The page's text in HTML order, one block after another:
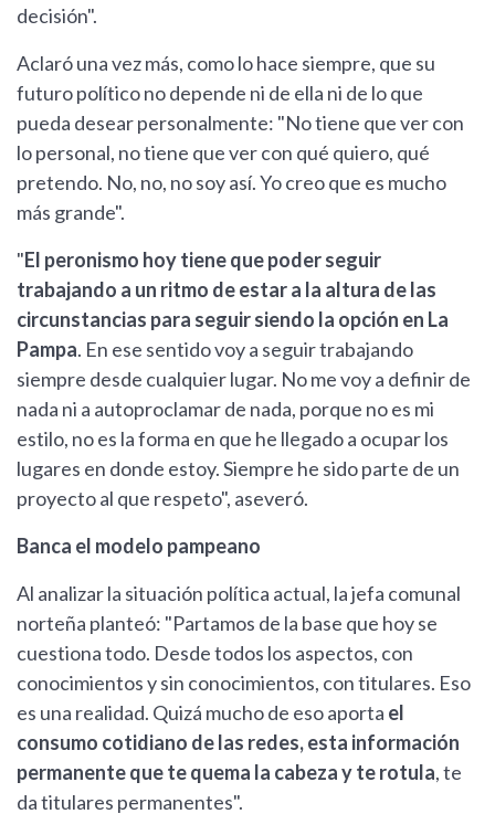
decisión".
Aclaró una vez más, como lo hace siempre, que su
futuro político no depende ni de ella ni de lo que
pueda desear personalmente: "No tiene que ver con
lo personal, no tiene que ver con qué quiero, qué
pretendo. No, no, no soy así. Yo creo que es mucho
más grande".
"El peronismo hoy tiene que poder seguir
trabajando a un ritmo de estar a la altura de las
circunstancias para seguir siendo la opción en La
Pampa. En ese sentido voy a seguir trabajando
siempre desde cualquier lugar. No me voy a definir de
nada ni a autoproclamar de nada, porque no es mi
estilo, no es la forma en que he llegado a ocupar los
lugares en donde estoy. Siempre he sido parte de un
proyecto al que respeto", aseveró.
Banca el modelo pampeano
Al analizar la situación política actual, la jefa comunal
norteña planteó: "Partamos de la base que hoy se
cuestiona todo. Desde todos los aspectos, con
conocimientos y sin conocimientos, con titulares. Eso
es una realidad. Quizá mucho de eso aporta el
consumo cotidiano de las redes, esta información
permanente que te quema la cabeza y te rotula, te
da titulares permanentes".